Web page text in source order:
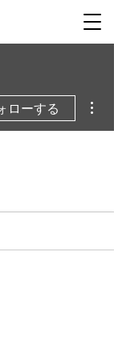
ローする